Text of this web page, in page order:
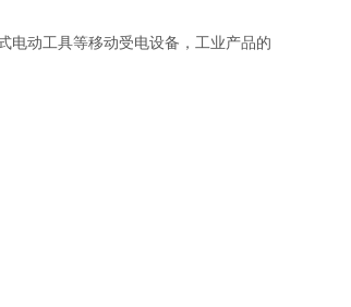
动工具等移动受电设备，工业产品的